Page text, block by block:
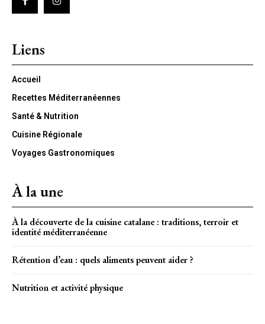
Liens
Accueil
Recettes Méditerranéennes
Santé & Nutrition
Cuisine Régionale
Voyages Gastronomiques
À la une
À la découverte de la cuisine catalane : traditions, terroir et
identité méditerranéenne
Rétention d’eau : quels aliments peuvent aider ?
Nutrition et activité physique